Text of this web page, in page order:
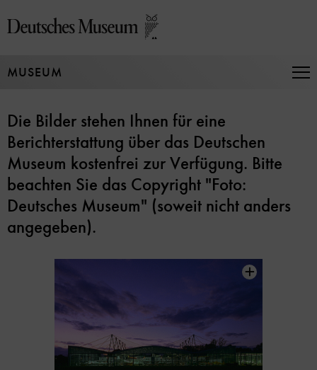
zum
MUSEUM
Die Bilder stehen Ihnen für eine
Berichterstattung über das Deutschen
Museum kostenfrei zur Verfügung. Bitte
beachten Sie das Copyright "Foto:
Deutsches Museum" (soweit nicht anders
angegeben).